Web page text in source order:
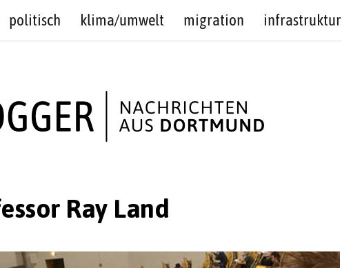
politisch klima/umwelt migration infrastruktur
Ray Land